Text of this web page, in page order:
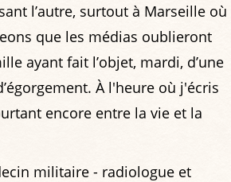
l’autre, surtout à Marseille où
que les médias oublieront
ayant fait l’objet, mardi, d’une
À l'heure où j'écris
encore entre la vie et la
militaire - radiologue et